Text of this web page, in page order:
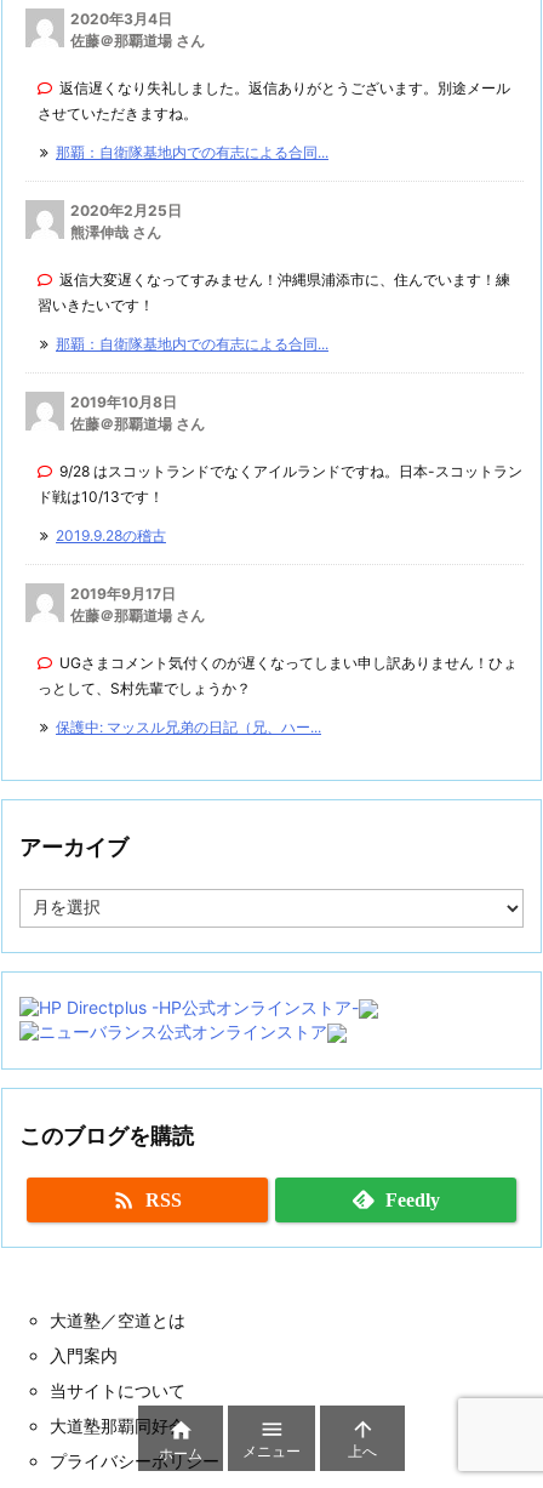
2020年3月4日
佐藤＠那覇道場 さん
返信遅くなり失礼しました。返信ありがとうございます。別途メール
させていただきますね。
那覇：自衛隊基地内での有志による合同...
2020年2月25日
熊澤伸哉 さん
返信大変遅くなってすみません！沖縄県浦添市に、住んでいます！練
習いきたいです！
那覇：自衛隊基地内での有志による合同...
2019年10月8日
佐藤＠那覇道場 さん
9/28 はスコットランドでなくアイルランドですね。日本-スコットラン
ド戦は10/13です！
2019.9.28の稽古
2019年9月17日
佐藤＠那覇道場 さん
UGさまコメント気付くのが遅くなってしまい申し訳ありません！ひょ
っとして、S村先輩でしょうか？
保護中: マッスル兄弟の日記（兄、ハー...
アーカイブ
ー
イ
このブログを購読
 RSS Feedly
大道塾／空道とは
入門案内
当サイトについて
大道塾那覇同好会
プライバシーポリシー

ホーム

メニュー

上へ